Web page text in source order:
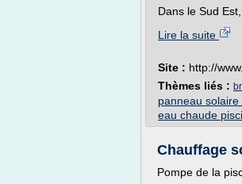
Dans le Sud
Lire la suite
Site : http://
Thèmes liés :
panneau
eau chaude
Chauffage
Pompe de la